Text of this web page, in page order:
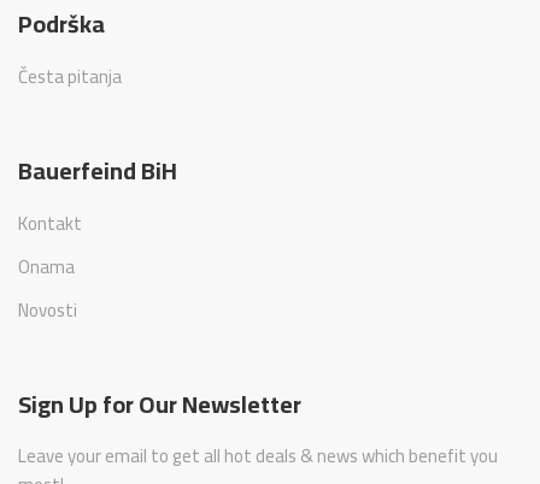
Podrška
Česta pitanja
Bauerfeind BiH
Kontakt
Onama
Novosti
Sign Up for Our Newsletter
Leave your email to get all hot deals & news which benefit you